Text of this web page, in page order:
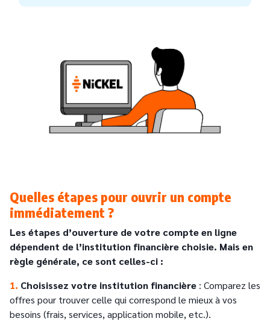
Quelles étapes pour ouvrir un compte
immédiatement ?
Les étapes d’ouverture de votre compte en ligne
dépendent de l’institution financière choisie. Mais en
règle générale, ce sont celles-ci :
1. Choisissez votre institution financière : Comparez les
offres pour trouver celle qui correspond le mieux à vos
besoins (frais, services, application mobile, etc.).